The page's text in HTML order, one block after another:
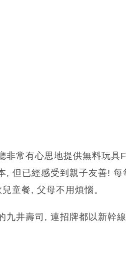
非常有心思地提供無料玩
, 但已經感受到親子友善!
童餐, 父母不用煩惱。
九井壽司, 連招牌都以新幹